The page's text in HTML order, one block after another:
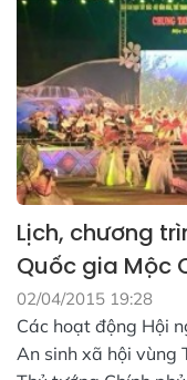
Lịch, chương
Quốc gia Mộc
02/04/2015 19:28
Các hoạt động Hội
An sinh xã hội vùng